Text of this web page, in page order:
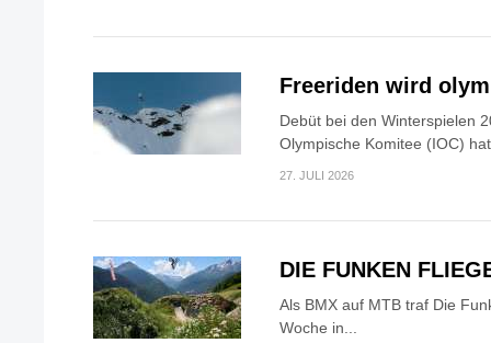
Freeriden wird
Debüt bei den Winterspielen
Olympische Komitee (IOC)
27. JULI 2026
DIE FUNKEN
Als BMX auf MTB traf Die
Woche in...